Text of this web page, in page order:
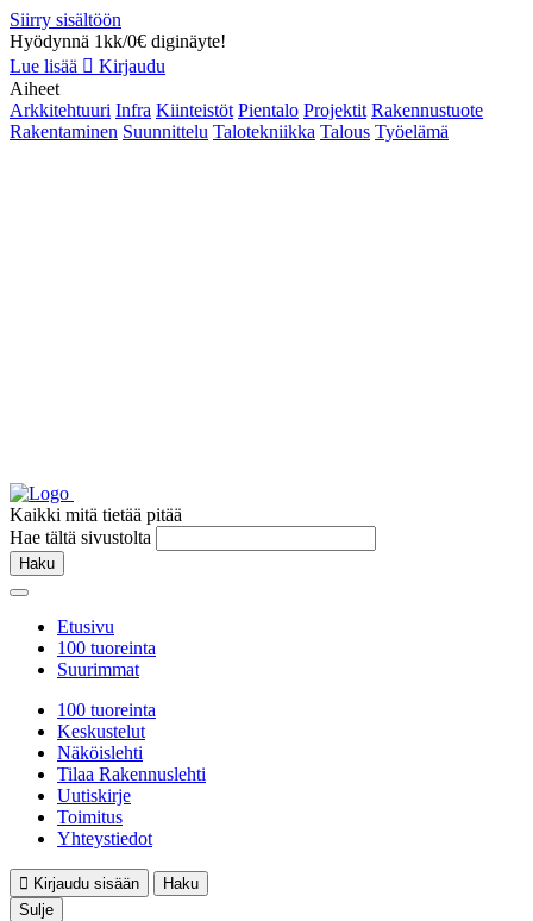
Siirry sisältöön
Hyödynnä 1kk/0€ diginäyte!
Lue lisää
Kirjaudu
Aiheet
Arkkitehtuuri Infra Kiinteistöt Pientalo Projektit Rakennustuote
Rakentaminen Suunnittelu Talotekniikka Talous Työelämä
Kaikki mitä tietää pitää
Hae tältä sivustolta
Haku
Etusivu
100 tuoreinta
Suurimmat
100 tuoreinta
Keskustelut
Näköislehti
Tilaa Rakennuslehti
Uutiskirje
Toimitus
Yhteystiedot
Kirjaudu sisään
Haku
Sulje